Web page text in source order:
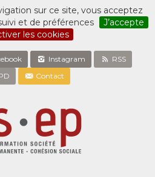
sur ce site, vous acceptez
et de préférences
J’accepte
les cookies
Instagram
RSS
Contact